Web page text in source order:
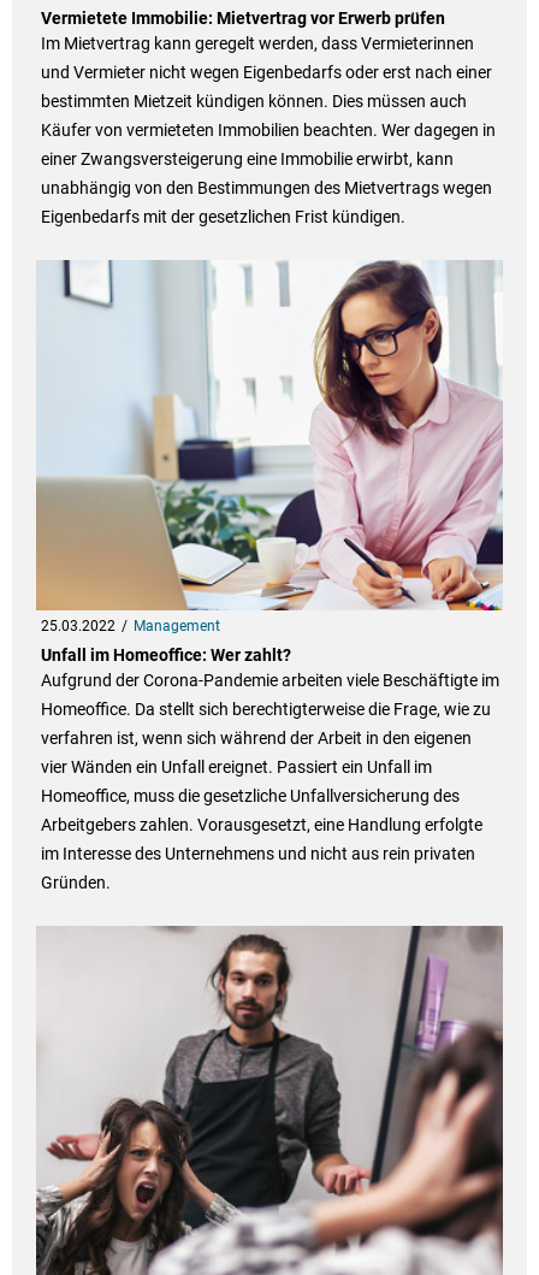
Vermietete Immobilie: Mietvertrag vor Erwerb prüfen
Im Mietvertrag kann geregelt werden, dass Vermieterinnen
und Vermieter nicht wegen Eigenbedarfs oder erst nach einer
bestimmten Mietzeit kündigen können. Dies müssen auch
Käufer von vermieteten Immobilien beachten. Wer dagegen in
einer Zwangsversteigerung eine Immobilie erwirbt, kann
unabhängig von den Bestimmungen des Mietvertrags wegen
Eigenbedarfs mit der gesetzlichen Frist kündigen.
25.03.2022 Management
Unfall im Homeoffice: Wer zahlt?
Aufgrund der Corona-Pandemie arbeiten viele Beschäftigte im
Homeoffice. Da stellt sich berechtigterweise die Frage, wie zu
verfahren ist, wenn sich während der Arbeit in den eigenen
vier Wänden ein Unfall ereignet. Passiert ein Unfall im
Homeoffice, muss die gesetzliche Unfallversicherung des
Arbeitgebers zahlen. Vorausgesetzt, eine Handlung erfolgte
im Interesse des Unternehmens und nicht aus rein privaten
Gründen.